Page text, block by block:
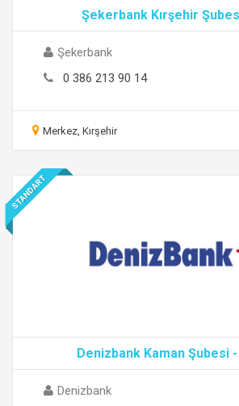
Şekerbank Kırşehir
Şekerbank
0 386 213 90 14
Merkez, Kırşehir
STANDART
Denizbank Kaman Şubesi
Denizbank